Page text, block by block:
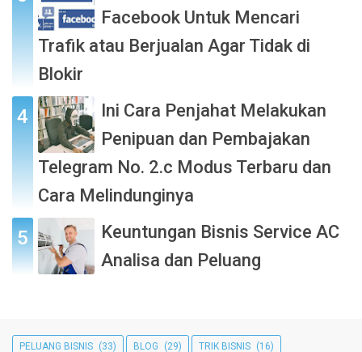
Facebook Untuk Mencari
Trafik atau Berjualan Agar Tidak di
Blokir
Ini Cara Penjahat Melakukan
Penipuan dan Pembajakan
Telegram No. 2.c Modus Terbaru dan
Cara Melindunginya
Keuntungan Bisnis Service AC
Analisa dan Peluang
PELUANG BISNIS (33) BLOG (29) TRIK BISNIS (16)